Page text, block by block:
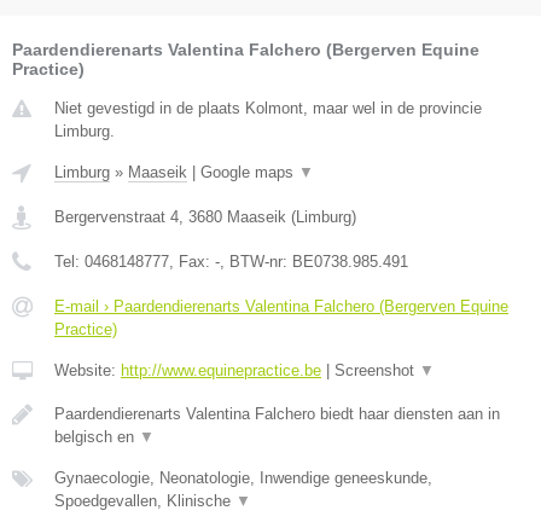
Paardendierenarts Valentina Falchero (Bergerven Equine
Practice)
Niet gevestigd in de plaats Kolmont, maar wel in de provincie
Limburg.
Limburg » Maaseik Google maps ▼
Bergervenstraat 4 3680 Maaseik ( Limburg)
Tel: 0468148777 , Fax: - , BTW-nr: BE0738.985.491
E-mail › Paardendierenarts Valentina Falchero (Bergerven Equine
Practice)
Website: http://www.equinepractice.be Screenshot ▼
Paardendierenarts Valentina Falchero biedt haar diensten aan in
belgisch en ▼
Gynaecologie, Neonatologie, Inwendige geneeskunde,
Spoedgevallen, Klinische ▼